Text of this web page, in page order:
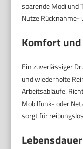
sparende Modi und
Nutze Rücknahme-
Komfort
Ein zuverlässiger
und wiederholte
Arbeitsabläufe.
Mobilfunk- oder
sorgt für